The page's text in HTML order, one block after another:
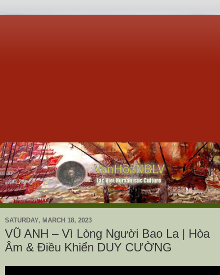
SATURDAY, MARCH 18, 2023
VŨ ANH – Vì Lòng Người Bao La | Hòa
Âm & Điều Khiển DUY CƯỜNG